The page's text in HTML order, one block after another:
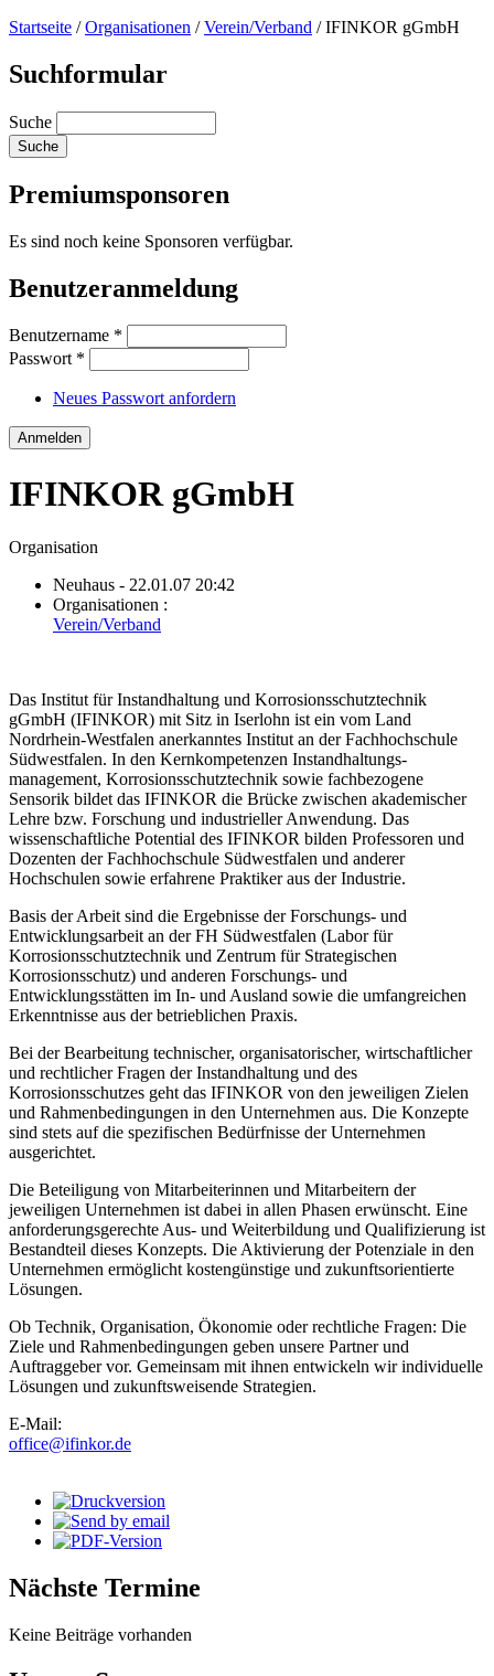
Startseite /Organisationen /Verein/Verband /IFINKOR gGmbH
Suchformular
Suche
Premiumsponsoren
Es sind noch keine Sponsoren verfügbar.
Benutzeranmeldung
Benutzername *
Passwort *
Neues Passwort anfordern
IFINKOR gGmbH
Organisation
Neuhaus - 22.01.07 20:42
Organisationen :
Verein/Verband
Das Institut für Instandhaltung und Korrosionsschutztechnik
gGmbH (IFINKOR) mit Sitz in Iserlohn ist ein vom Land
Nordrhein-Westfalen anerkanntes Institut an der Fachhochschule
Südwestfalen. In den Kernkompetenzen Instandhaltungs-
management, Korrosionsschutztechnik sowie fachbezogene
Sensorik bildet das IFINKOR die Brücke zwischen akademischer
Lehre bzw. Forschung und industrieller Anwendung. Das
wissenschaftliche Potential des IFINKOR bilden Professoren und
Dozenten der Fachhochschule Südwestfalen und anderer
Hochschulen sowie erfahrene Praktiker aus der Industrie.
Basis der Arbeit sind die Ergebnisse der Forschungs- und
Entwicklungsarbeit an der FH Südwestfalen (Labor für
Korrosionsschutztechnik und Zentrum für Strategischen
Korrosionsschutz) und anderen Forschungs- und
Entwicklungsstätten im In- und Ausland sowie die umfangreichen
Erkenntnisse aus der betrieblichen Praxis.
Bei der Bearbeitung technischer, organisatorischer, wirtschaftlicher
und rechtlicher Fragen der Instandhaltung und des
Korrosionsschutzes geht das IFINKOR von den jeweiligen Zielen
und Rahmenbedingungen in den Unternehmen aus. Die Konzepte
sind stets auf die spezifischen Bedürfnisse der Unternehmen
ausgerichtet.
Die Beteiligung von Mitarbeiterinnen und Mitarbeitern der
jeweiligen Unternehmen ist dabei in allen Phasen erwünscht. Eine
anforderungsgerechte Aus- und Weiterbildung und Qualifizierung ist
Bestandteil dieses Konzepts. Die Aktivierung der Potenziale in den
Unternehmen ermöglicht kostengünstige und zukunftsorientierte
Lösungen.
Ob Technik, Organisation, Ökonomie oder rechtliche Fragen: Die
Ziele und Rahmenbedingungen geben unsere Partner und
Auftraggeber vor. Gemeinsam mit ihnen entwickeln wir individuelle
Lösungen und zukunftsweisende Strategien.
E-Mail:
office@ifinkor.de
Nächste Termine
Keine Beiträge vorhanden